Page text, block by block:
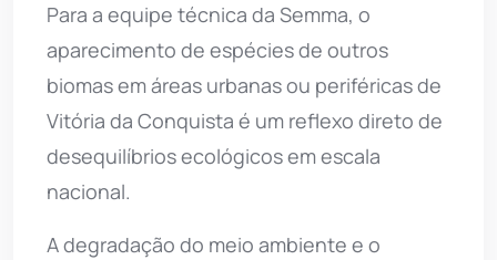
Para a equipe técnica da Semma, o
aparecimento de espécies de outros
biomas em áreas urbanas ou periféricas de
Vitória da Conquista é um reflexo direto de
desequilíbrios ecológicos em escala
nacional.
A degradação do meio ambiente e o